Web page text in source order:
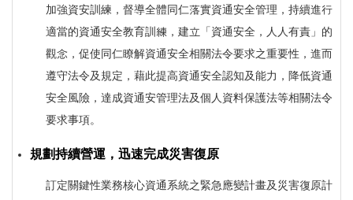
加強資安訓練，督導全體同仁落實資通安全管理，持續進行
適當的資通安全教育訓練，建立「資通安全，人人有責」的
觀念，促使同仁瞭解資通安全相關法令要求之重要性，進而
遵守法令及規定，藉此提高資通安全認知及能力，降低資通
安全風險，達成資通安管理法及個人資料保護法等相關法令
要求事項。
規劃持續營運，迅速完成災害復原
訂定關鍵性業務核心資通系統之緊急應變計畫及災害復原計